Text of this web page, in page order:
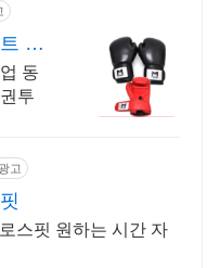
진
동
투
광고
스핏 원하는 시간 자